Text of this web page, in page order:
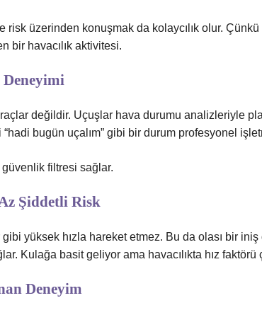
risk üzerinden konuşmak da kolaycılık olur. Çünkü
bir havacılık aktivitesi.
değildir. Uçuşlar hava durumu analizleriyle
bugün uçalım” gibi bir durum profesyonel
filtresi sağlar.
Şiddetli Risk
yüksek hızla hareket etmez. Bu da olası bir
Kulağa basit geliyor ama havacılıkta hız
Deneyim